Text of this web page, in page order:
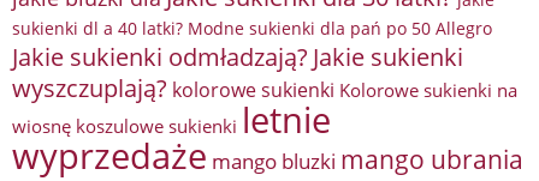
sukienki dl a 40 latki? Modne sukienki dla pań po 50 Allegro
Jakie sukienki odmładzają? Jakie sukienki
wyszczuplają? kolorowe sukienki Kolorowe sukienki na
wiosnę koszulowe sukienki letnie
wyprzedaże mango bluzki mango ubrania